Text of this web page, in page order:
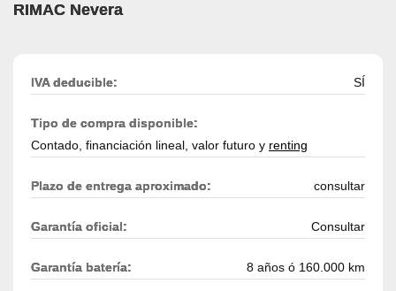
RIMAC Nevera
IVA deducible: SÍ
Tipo de compra disponible:
Contado, financiación lineal, valor futuro y renting
Plazo de entrega aproximado: consultar
Garantía oficial: Consultar
Garantía batería: 8 años ó 160.000 km